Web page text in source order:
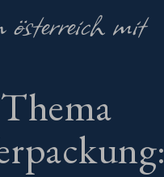
mit